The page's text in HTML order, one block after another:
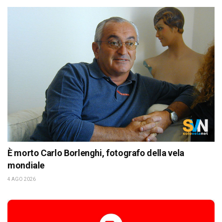
È morto Carlo Borlenghi, fotografo della vela
mondiale
4 AGO 2026